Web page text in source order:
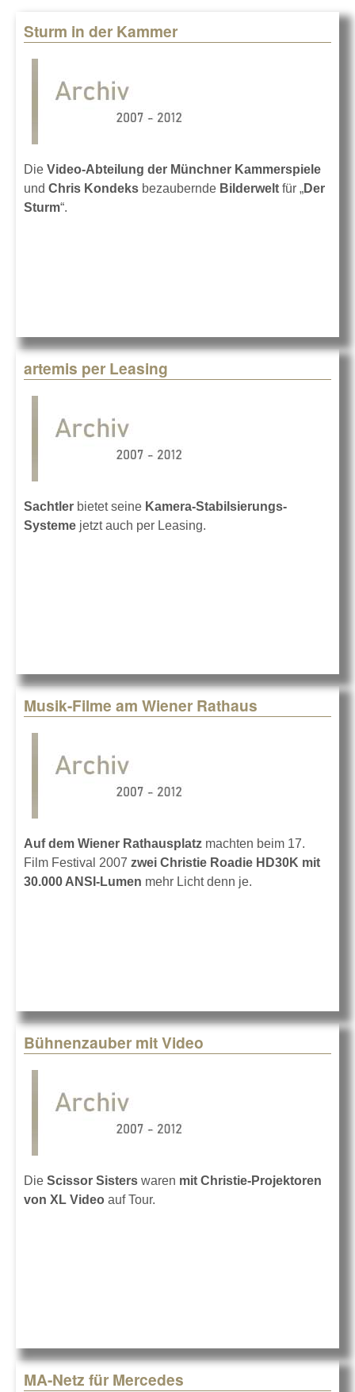
Sturm in der Kammer
Die Video-Abteilung der Münchner Kammerspiele
und Chris Kondeks bezaubernde Bilderwelt für „Der
Sturm“.
artemis per Leasing
Sachtler bietet seine Kamera-Stabilsierungs-
Systeme jetzt auch per Leasing.
Musik-Filme am Wiener Rathaus
Auf dem Wiener Rathausplatz machten beim 17.
Film Festival 2007 zwei Christie Roadie HD30K mit
30.000 ANSI-Lumen mehr Licht denn je.
Bühnenzauber mit Video
Die Scissor Sisters waren mit Christie-Projektoren
von XL Video auf Tour.
MA-Netz für Mercedes
Pages